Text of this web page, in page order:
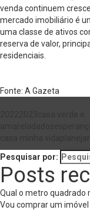
venda continuem
mercado imobiliário é
uma classe de ativos
reserva de valor,
residenciais.
Fonte: A Gazeta
Pesquisar por:
Posts
Qual o metro quadrado
Vou comprar um